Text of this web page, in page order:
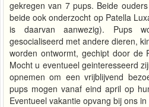
gekregen van 7 pups. Beide
beide ook onderzocht op Patella
is daarvan aanwezig). Pups
gesocialiseerd met andere dieren,
worden ontwormt, gechipt door de
Mocht u eventueel geinteresseerd
opnemen om een vrijblijvend
pups mogen vanaf eind april op
Eventueel vakantie opvang bij ons